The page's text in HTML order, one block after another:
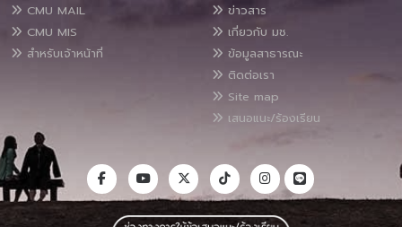
CMU MAIL
CMU MIS
สำหรับเจ้าหน้าที่
ข่าวสาร
เกี่ยวกับ มช.
ข้อมูลสาธารณะ
ติดต่อเรา
Site map
เสนอแนะ/ร้องเรียน